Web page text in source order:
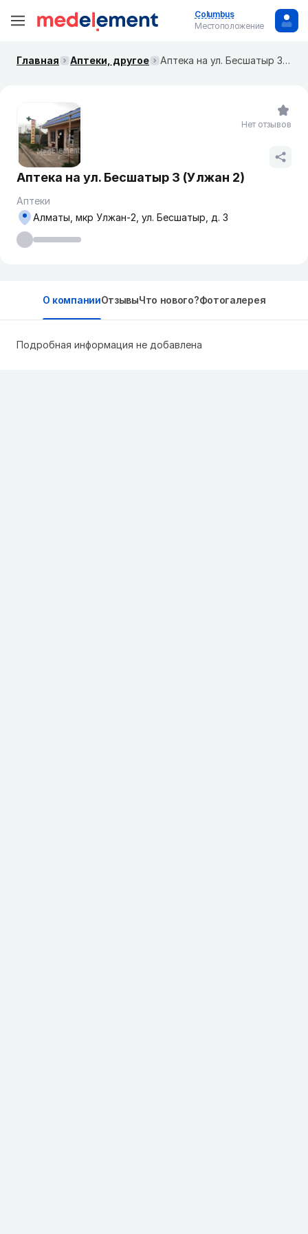
Columbus
Местоположение
Главная Аптеки, другое Аптека на ул. Бесшатыр 3 (Улжан 2)
Аптека на ул. Бесшатыр 3 (Улжан 2)
Аптеки
Алматы, мкр Улжан-2, ул. Бесшатыр, д. 3
Нет отзывов
О компанииОтзывыЧто нового?Фотогалерея
Подробная информация не добавлена